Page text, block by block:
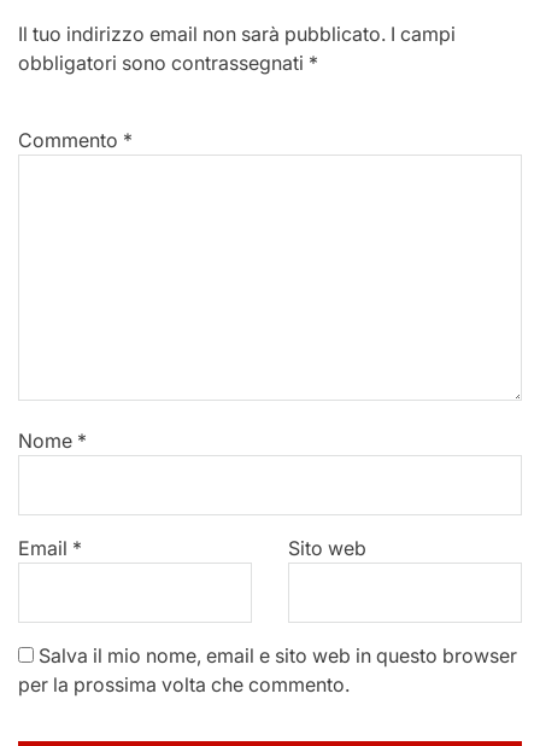
Il tuo indirizzo email non sarà pubblicato. I campi
obbligatori sono contrassegnati *
Commento *
Nome *
Email * Sito web
Salva il mio nome, email e sito web in questo browser
per la prossima volta che commento.